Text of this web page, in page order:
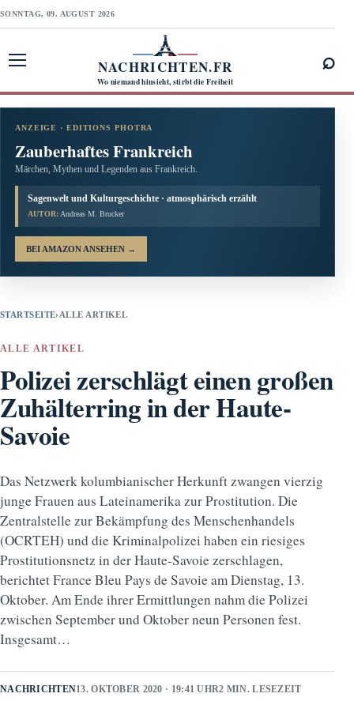
SONNTAG, 09. AUGUST 2026
NACHRICHTEN.FR
Wo niemand hinsieht, stirbt die Freiheit
⌕
ANZEIGE · EDITIONS PHOTRA
Zauberhaftes Frankreich
Märchen, Mythen und Legenden aus Frankreich.
Sagenwelt und Kulturgeschichte · atmosphärisch erzählt
AUTOR: Andreas M. Brucker
BEI AMAZON ANSEHEN →
STARTSEITE› ALLE ARTIKEL
ALLE ARTIKEL
Polizei zerschlägt einen großen
Zuhälterring in der Haute-
Savoie
Das Netzwerk kolumbianischer Herkunft zwangen vierzig
junge Frauen aus Lateinamerika zur Prostitution. Die
Zentralstelle zur Bekämpfung des Menschenhandels
(OCRTEH) und die Kriminalpolizei haben ein riesiges
Prostitutionsnetz in der Haute-Savoie zerschlagen,
berichtet France Bleu Pays de Savoie am Dienstag, 13.
Oktober. Am Ende ihrer Ermittlungen nahm die Polizei
zwischen September und Oktober neun Personen fest.
Insgesamt…
NACHRICHTEN13. OKTOBER 2020 · 19:41 UHR2 MIN. LESEZEIT